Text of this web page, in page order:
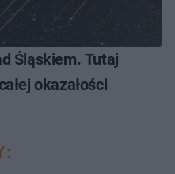
Śląskiem. Tutaj
okazałości